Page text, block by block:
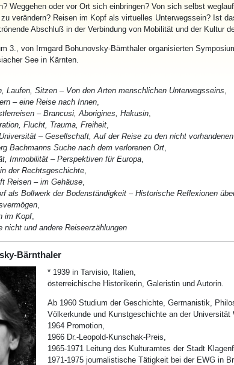
? Weggehen oder vor Ort sich einbringen? Von sich selbst
verändern? Reisenim Kopf als virtuelles Unterwegssein? Ist
Abschluß in der Verbindung von Mobilität und der Kultur
3., von Irmgard Bohunovsky-Bärnthaler organisierten
See in Kärnten.
Laufen, Sitzen – Von den Arten menschlichen Unterwegsseins
– eine Reise nach Innen,
reisen – Brancusi, Aborigines, Hakusin,
Flucht, Trauma, Freiheit,
– Gesellschaft, Auf der Reise zu den nicht
Bachmanns Suche nach dem verlorenen Ort,
Immobilität – Perspektiven für Europa,
der Rechtsgeschichte,
Reisen– im Gehäuse,
als Bollwerk der Bodenständigkeit– Historische Reflexionen
,
im Kopf,
und andere Reiseerzählungen
Bärnthaler
* 1939 in Tarvisio, Italien,
österreichische Historikerin, Galeristin und Autorin.
Ab 1960 Studium der Geschichte, Germanistik,
Völkerkunde und Kunstgeschichte an der Universität
1964 Promotion,
1966 Dr.-Leopold-Kunschak-Preis,
1965-1971 Leitung des Kulturamtes der Stadt
1971-1975 journalistische Tätigkeit bei der EWG in